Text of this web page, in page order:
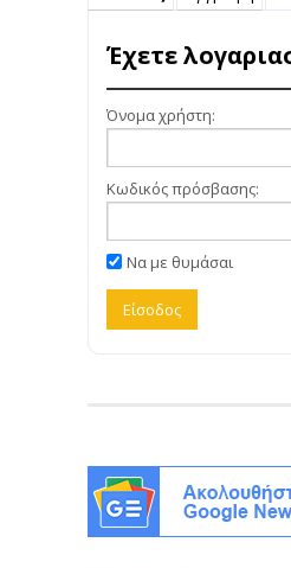
Έχετε
Όνομα χρήστη:
Κωδικός πρόσβασης:
Να με θυμάσαι